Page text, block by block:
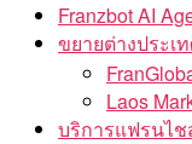
Franzbot AI
ขยายต่างประเ
Laos
บริการแฟรนไ